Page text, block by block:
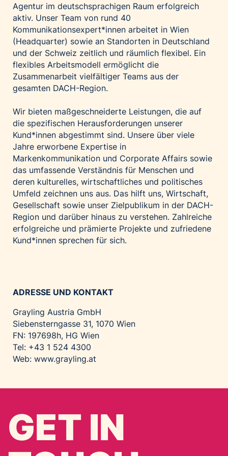
Palfinger AG
Polestar
REXEL Austria
Starbucks
Superbrands Austria
Tante Fanny
win2day
Wolt
woom bikes
Kontakt
Agentur im deutschsprachigen Raum erfolgreich
aktiv. Unser Team von rund 40
Kommunikationsexpert*innen arbeitet in Wien
(Headquarter) sowie an Standorten in Deutschland
und der Schweiz zeitlich und räumlich flexibel. Ein
flexibles Arbeitsmodell ermöglicht die
Zusammenarbeit vielfältiger Teams aus der
gesamten DACH-Region.
Wir bieten maßgeschneiderte Leistungen, die auf
die spezifischen Herausforderungen unserer
Kund*innen abgestimmt sind. Unsere über viele
Jahre erworbene Expertise in
Markenkommunikation und Corporate Affairs sowie
das umfassende Verständnis für Menschen und
deren kulturelles, wirtschaftliches und politisches
Umfeld zeichnen uns aus. Das hilft uns, Wirtschaft,
Gesellschaft sowie unser Zielpublikum in der DACH-
Region und darüber hinaus zu verstehen. Zahlreiche
erfolgreiche und prämierte Projekte und zufriedene
Kund*innen sprechen für sich.
ADRESSE UND KONTAKT
Grayling Austria GmbH
Siebensterngasse 31, 1070 Wien
FN: 197698h, HG Wien
Tel: +43 1 524 4300
Web: www.grayling.at
GET IN